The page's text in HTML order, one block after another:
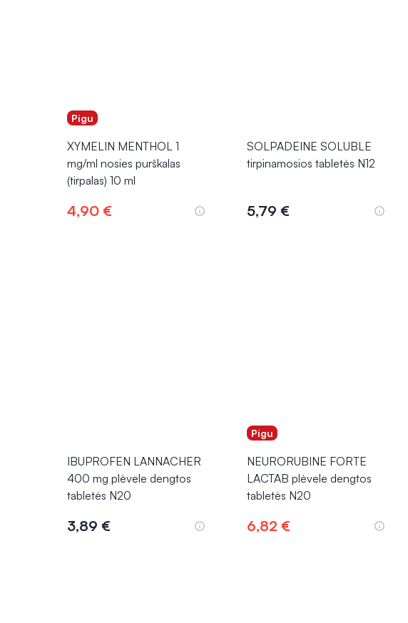
Pigu
XYMELIN MENTHOL 1
mg/ml nosies purškalas
(tirpalas) 10 ml
4,90 €
SOLPADEINE SOLUBLE
tirpinamosios tabletės N12
5,79 €
IBUPROFEN LANNACHER
400 mg plėvele dengtos
tabletės N20
3,89 €
Pigu
NEURORUBINE FORTE
LACTAB plėvele dengtos
tabletės N20
6,82 €